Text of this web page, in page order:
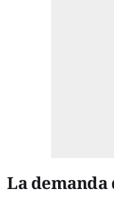
La demanda